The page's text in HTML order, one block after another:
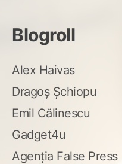
Blogroll
Alex Haivas
Dragoș Șchiopu
Emil Călinescu
Gadget4u
Agenția False Press